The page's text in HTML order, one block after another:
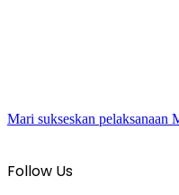
Mari sukseskan
Follow Us